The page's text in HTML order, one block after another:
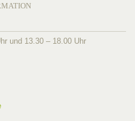
und 13.30 – 18.00 Uhr